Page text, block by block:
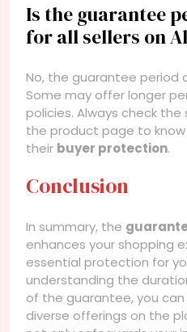
Is the guarantee
for all sellers on
No, the guarantee period
Some may offer longer
policies. Always check the
the product page to
their buyer protection.
Conclusion
In summary, the
enhances your shopping
essential protection for
understanding the
of the guarantee, you
diverse offerings on the